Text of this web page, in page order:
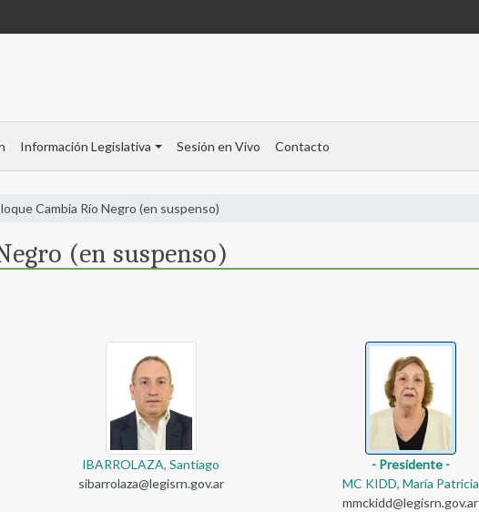
Información Legislativa Sesión en Vivo Contacto
Cambia Río Negro (en suspenso)
(en suspenso)
IBARROLAZA, Santiago
sibarrolaza@legisrn.gov.ar
- Presidente -
MC KIDD, María Patricia
mmckidd@legisrn.gov.ar